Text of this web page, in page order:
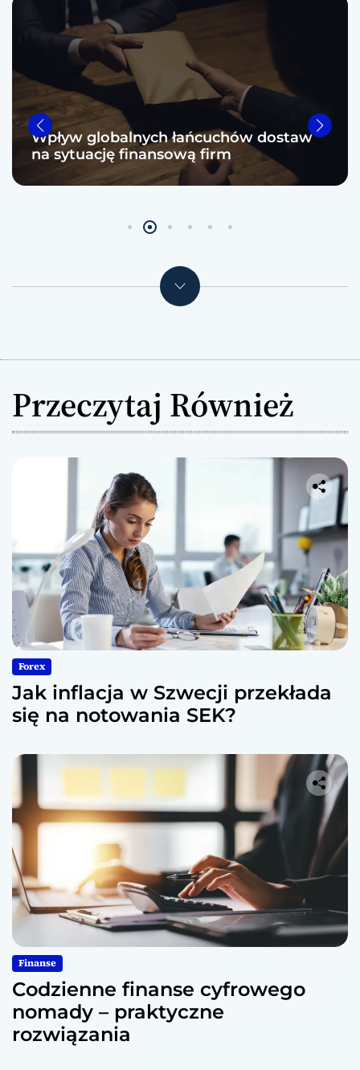
Analiza czynników ryzyka w
zarządzaniu finansami przedsiębiorstw
Przeczytaj Również
Forex
Jak inflacja w Szwecji przekłada
się na notowania SEK?
Finanse
Codzienne finanse cyfrowego
nomady – praktyczne
rozwiązania